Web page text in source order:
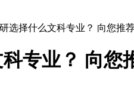
选择什么文科专业？ 向您推
专业？ 向您